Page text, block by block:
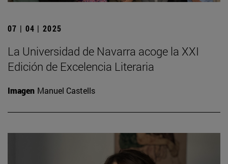
07 | 04 | 2025
La Universidad de Navarra acoge la XXI
Edición de Excelencia Literaria
Imagen Manuel Castells